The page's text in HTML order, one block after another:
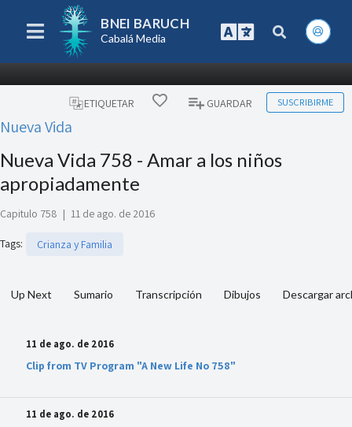
BNEI BARUCH
Cabalá Media
ETIQUETAR GUARDAR SUSCRIBIRME
Nueva Vida
Nueva Vida 758 - Amar a los niños
apropiadamente
Capitulo 758 | 11 de ago. de 2016
Tags: Crianza y Familia
Up Next Sumario Transcripción Dibujos Descargar
11 de ago. de 2016
Clip from TV Program "A New Life No 758"
11 de ago. de 2016